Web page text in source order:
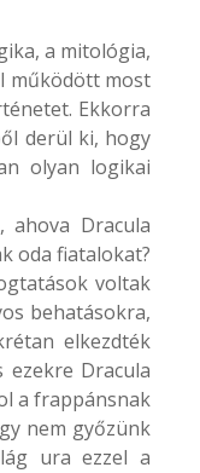
a mitológia,
működött most
Ekkorra
derül ki, hogy
olyan logikai
ahova Dracula
oda fiatalokat?
voltak
behatásokra,
elkezdték
Dracula
a frappánsnak
nem győzünk
ura ezzel a